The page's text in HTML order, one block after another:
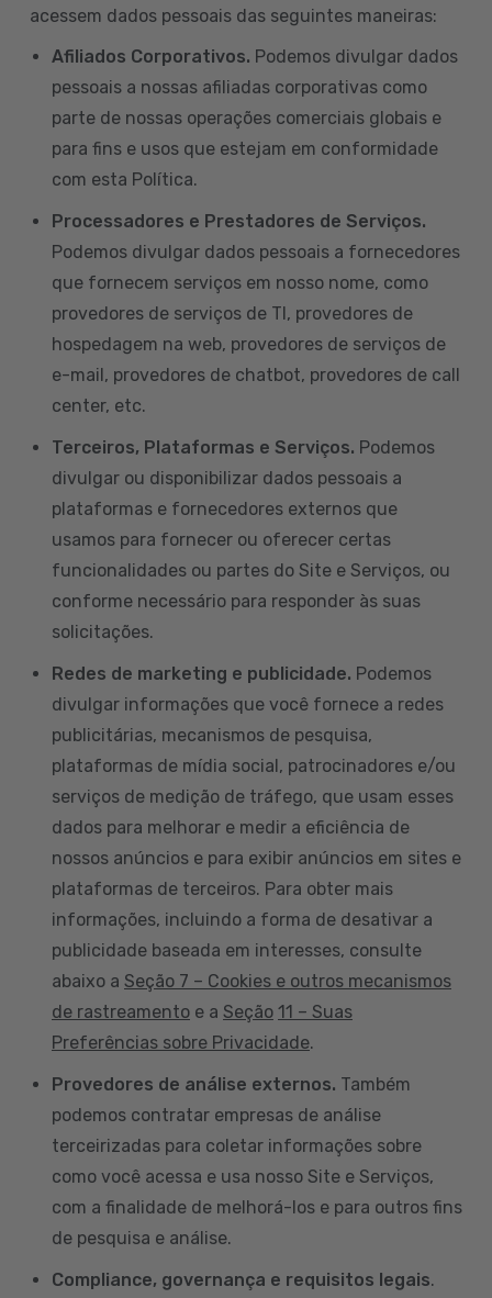
acessem dados pessoais das seguintes maneiras:
Afiliados Corporativos. Podemos divulgar dados
pessoais a nossas afiliadas corporativas como
parte de nossas operações comerciais globais e
para fins e usos que estejam em conformidade
com esta Política.
Processadores e Prestadores de Serviços.
Podemos divulgar dados pessoais a fornecedores
que fornecem serviços em nosso nome, como
provedores de serviços de TI, provedores de
hospedagem na web, provedores de serviços de
e-mail, provedores de chatbot, provedores de call
center, etc.
Terceiros, Plataformas e Serviços. Podemos
divulgar ou disponibilizar dados pessoais a
plataformas e fornecedores externos que
usamos para fornecer ou oferecer certas
funcionalidades ou partes do Site e Serviços, ou
conforme necessário para responder às suas
solicitações.
Redes de marketing e publicidade. Podemos
divulgar informações que você fornece a redes
publicitárias, mecanismos de pesquisa,
plataformas de mídia social, patrocinadores e/ou
serviços de medição de tráfego, que usam esses
dados para melhorar e medir a eficiência de
nossos anúncios e para exibir anúncios em sites e
plataformas de terceiros. Para obter mais
informações, incluindo a forma de desativar a
publicidade baseada em interesses, consulte
abaixo a Seção 7 – Cookies e outros mecanismos
de rastreamento e a Seção 11 – Suas
Preferências sobre Privacidade.
Provedores de análise externos. Também
podemos contratar empresas de análise
terceirizadas para coletar informações sobre
como você acessa e usa nosso Site e Serviços,
com a finalidade de melhorá-los e para outros fins
de pesquisa e análise.
Compliance, governança e requisitos legais.